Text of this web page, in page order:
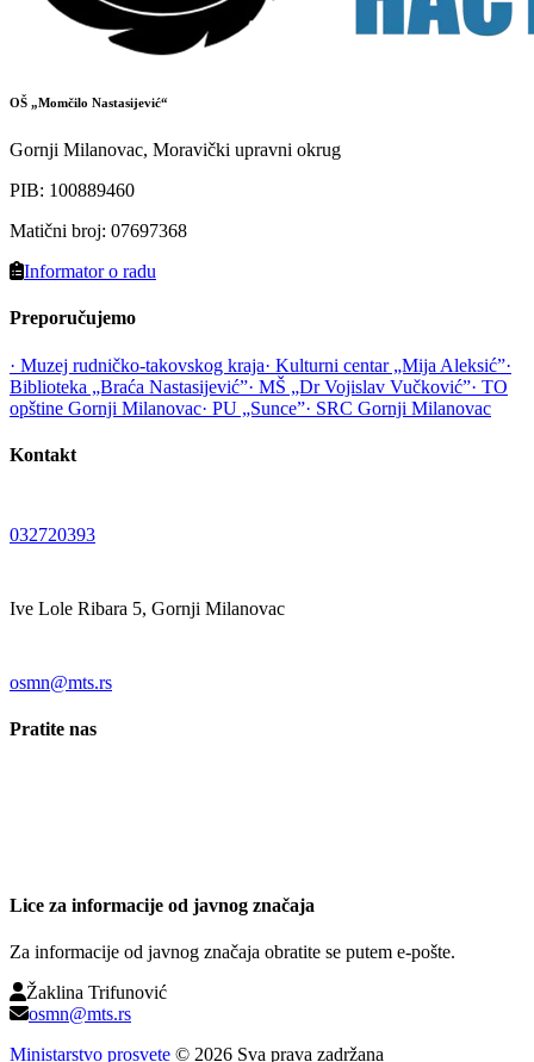
OŠ „Momčilo Nastasijević“
Gornji Milanovac, Moravički upravni okrug
PIB: 100889460
Matični broj: 07697368
Informator o radu
Preporučujemo
· Muzej rudničko-takovskog kraja· Kulturni centar „Mija Aleksić”·
Biblioteka „Braća Nastasijević”· MŠ „Dr Vojislav Vučković”· TO
opštine Gornji Milanovac· PU „Sunce”· SRC Gornji Milanovac
Kontakt
032720393
Ive Lole Ribara 5, Gornji Milanovac
osmn@mts.rs
Pratite nas
Lice za informacije od javnog značaja
Za informacije od javnog značaja obratite se putem e-pošte.
Žaklina Trifunović
osmn@mts.rs
Ministarstvo prosvete © 2026 Sva prava zadržana